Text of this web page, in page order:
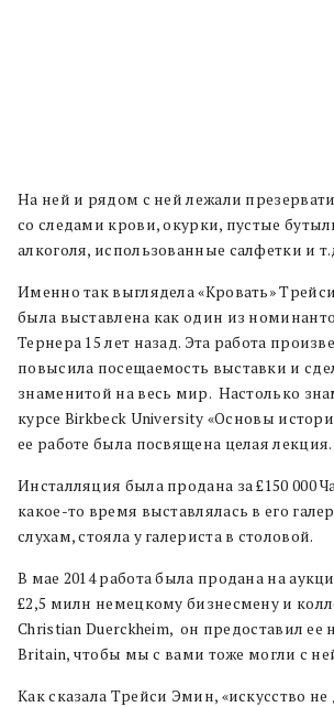
На ней и рядом с ней лежали
со следами крови, окурки, пустые
алкоголя, использованные салфетки и
Именно так выглядела «Кровать»
была выставлена как один из
Тернера 15 лет назад. Эта работа
повысила посещаемость выставки и
знаменитой на весь мир. Настолько
курсе Birkbeck University «Основы
ее работе была посвящена целая лекция.
Инсталляция была продана за £150 000
какое-то время выставлялась в его
слухам, стояла у галериста в столовой.
В мае 2014 работа была продана на
£2,5 милн немецкому бизнесмену и
Christian Duerckheim, он предоставил ее
Britain, чтобы мы с вами тоже могли с
Как сказала Трейси Эмин, «искусство не